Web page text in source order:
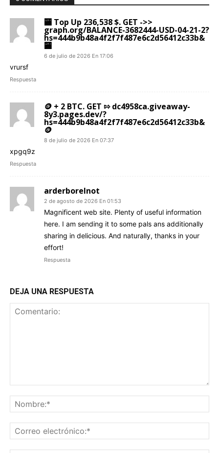
🏧 Top Up 236,538 $. GET ->>
graph.org/BALANCE-3682444-USD-04-21-2?
hs=444b9b48a4f2f7f487e6c2d56412c33b&
🏧
6 de julio de 2026 En 17:06
vrursf
Respuesta
🪙 + 2 BTC. GET ⇰ dc4958ca.giveaway-
8y3.pages.dev/?
hs=444b9b48a4f2f7f487e6c2d56412c33b&
🪙
8 de julio de 2026 En 07:37
xpgq9z
Respuesta
arderborelnot
2 de agosto de 2026 En 01:53
Magnificent web site. Plenty of useful information
here. I am sending it to some pals ans additionally
sharing in delicious. And naturally, thanks in your
effort!
Respuesta
DEJA UNA RESPUESTA